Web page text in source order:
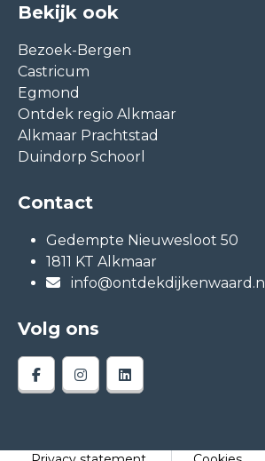
Bekijk ook
Bezoek-Bergen
Castricum
Egmond
Ontdek regio Alkmaar
Alkmaar Prachtstad
Duindorp Schoorl
Contact
Gedempte Nieuwesloot 50
1811 KT Alkmaar
info@ontdekdijkenwaard.nl
Volg ons